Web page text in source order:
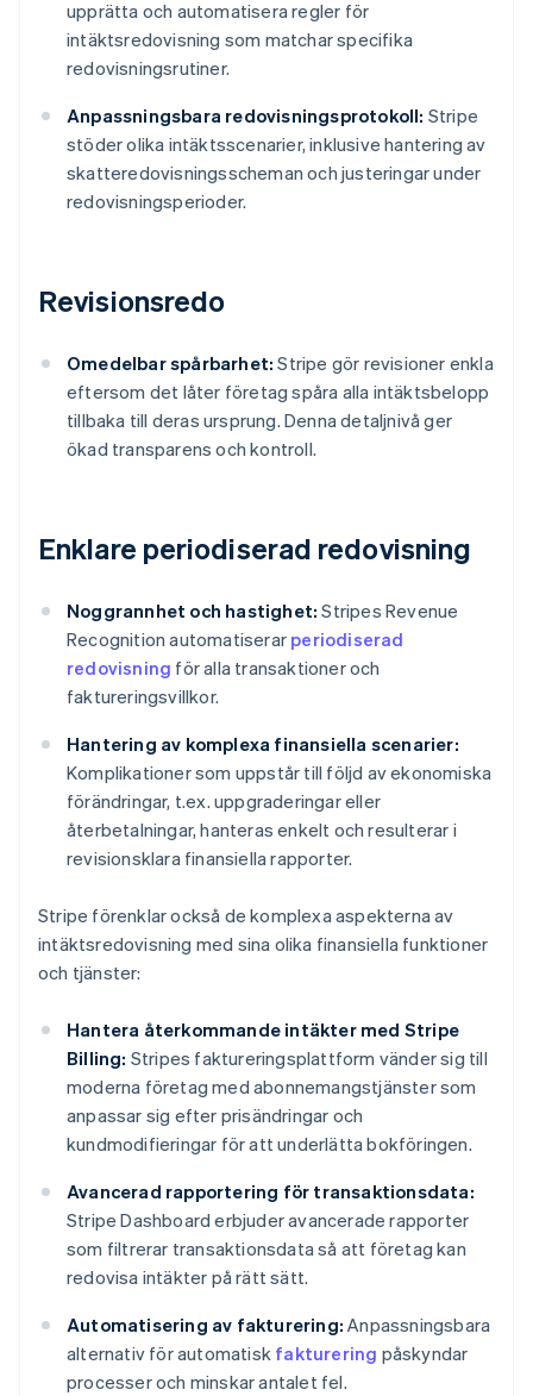
upprätta och automatisera regler för
intäktsredovisning som matchar specifika
redovisningsrutiner.
Anpassningsbara redovisningsprotokoll: Stripe
stöder olika intäktsscenarier, inklusive hantering av
skatteredovisningsscheman och justeringar under
redovisningsperioder.
Revisionsredo
Omedelbar spårbarhet: Stripe gör revisioner enkla
eftersom det låter företag spåra alla intäktsbelopp
tillbaka till deras ursprung. Denna detaljnivå ger
ökad transparens och kontroll.
Enklare periodiserad redovisning
Noggrannhet och hastighet: Stripes Revenue
Recognition automatiserar periodiserad
redovisning för alla transaktioner och
faktureringsvillkor.
Hantering av komplexa finansiella scenarier:
Komplikationer som uppstår till följd av ekonomiska
förändringar, t.ex. uppgraderingar eller
återbetalningar, hanteras enkelt och resulterar i
revisionsklara finansiella rapporter.
Stripe förenklar också de komplexa aspekterna av
intäktsredovisning med sina olika finansiella funktioner
och tjänster:
Hantera återkommande intäkter med Stripe
Billing: Stripes faktureringsplattform vänder sig till
moderna företag med abonnemangstjänster som
anpassar sig efter prisändringar och
kundmodifieringar för att underlätta bokföringen.
Avancerad rapportering för transaktionsdata:
Stripe Dashboard erbjuder avancerade rapporter
som filtrerar transaktionsdata så att företag kan
redovisa intäkter på rätt sätt.
Automatisering av fakturering: Anpassningsbara
alternativ för automatisk fakturering påskyndar
processer och minskar antalet fel.